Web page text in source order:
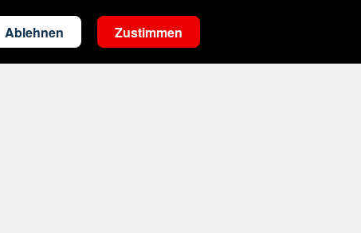
Ablehnen Zustimmen